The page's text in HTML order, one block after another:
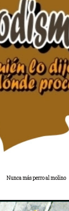
Nunca más perro al molino